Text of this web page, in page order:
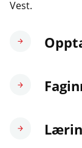
Vest.